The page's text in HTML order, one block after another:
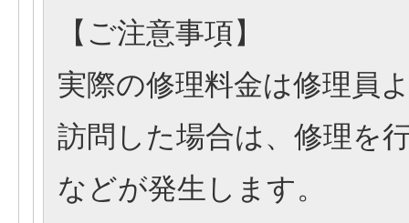
【 ご注意事項】
実際の修理料金は修理員
訪問した場合は、修理を
などが発生します。